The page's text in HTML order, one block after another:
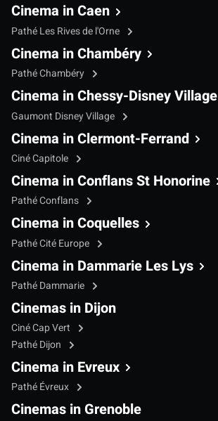
Cinema in Caen
Pathé Les Rives de l'Orne
Cinema in Chambéry
Pathé Chambéry
Cinema in Chessy-Disney Village
Gaumont Disney Village
Cinema in Clermont-Ferrand
Ciné Capitole
Cinema in Conflans St Honorine
Pathé Conflans
Cinema in Coquelles
Pathé Cité Europe
Cinema in Dammarie Les Lys
Pathé Dammarie
Cinemas in Dijon
Ciné Cap Vert
Pathé Dijon
Cinema in Evreux
Pathé Évreux
Cinemas in Grenoble